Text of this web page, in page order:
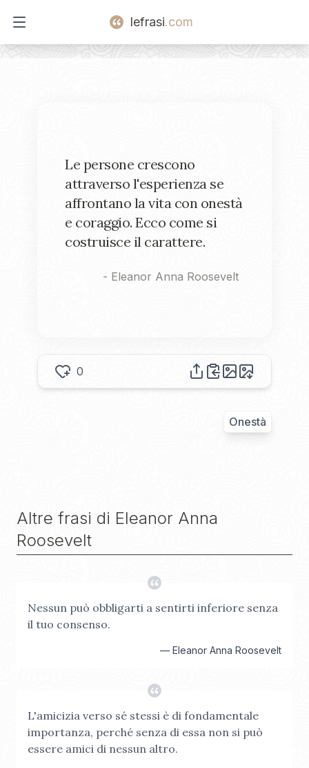
Open main menu
lefrasi.com
Le persone crescono
attraverso l'esperienza se
affrontano la vita con onestà
e coraggio. Ecco come si
costruisce il carattere.
- Eleanor Anna Roosevelt
0
Onestà
Altre frasi di Eleanor Anna
Roosevelt
Nessun può obbligarti a sentirti inferiore senza
il tuo consenso.
— Eleanor Anna Roosevelt
L'amicizia verso sé stessi è di fondamentale
importanza, perché senza di essa non si può
essere amici di nessun altro.